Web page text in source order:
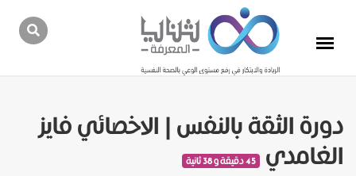
دورة الثقة بالنفس | الاخصائي فايز
الغامدي
45 دقيقة و 38 ثانية